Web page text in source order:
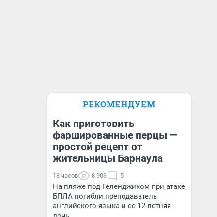
РЕКОМЕНДУЕМ
Как приготовить
фаршированные перцы —
простой рецепт от
жительницы Барнаула
18 часов 8 903 5
На пляже под Геленджиком при атаке
БПЛА погибли преподаватель
английского языка и ее 12-летняя